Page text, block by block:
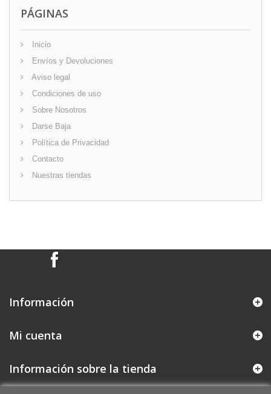
PÁGINAS
Inicio
Envíos y Devoluciones
Aviso legal
Condiciones de uso
Sobre Nosotros
Darse Baja
Política de Privacidad
Contacto
Nuestras tiendas
Información
Mi cuenta
Información sobre la tienda